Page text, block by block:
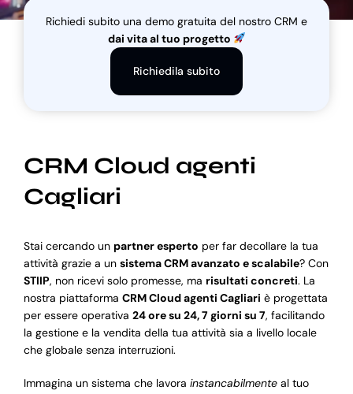
Richiedi subito una demo gratuita del nostro CRM e
dai vita al tuo progetto
Richiedila subito
CRM Cloud agenti
Cagliari
Stai cercando un partner esperto per far decollare la tua
attività grazie a un sistema CRM avanzato e scalabile? Con
STIIP, non ricevi solo promesse, ma risultati concreti. La
nostra piattaforma CRM Cloud agenti Cagliari è progettata
per essere operativa 24 ore su 24, 7 giorni su 7, facilitando
la gestione e la vendita della tua attività sia a livello locale
che globale senza interruzioni.
Immagina un sistema che lavora instancabilmenteal tuo